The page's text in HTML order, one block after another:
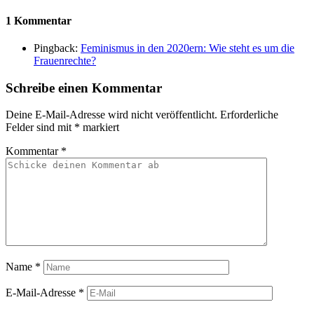
1 Kommentar
Pingback: Feminismus in den 2020ern: Wie steht es um die
Frauenrechte?
Schreibe einen Kommentar
Deine E-Mail-Adresse wird nicht veröffentlicht. Erforderliche
Felder sind mit * markiert
Kommentar *
Name *
E-Mail-Adresse *